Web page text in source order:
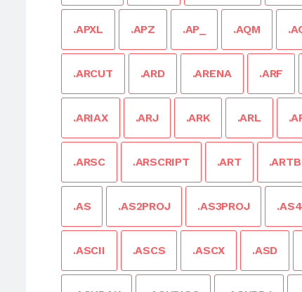
.APXL .APZ .AP_ .AQM
.ARCUT .ARD .ARENA .ARF
.ARIAX .ARJ .ARK .ARL
.ARSC .ARSCRIPT .ART .ARTB
.AS .AS2PROJ .AS3PROJ .AS4
.ASCII .ASCS .ASCX .ASD